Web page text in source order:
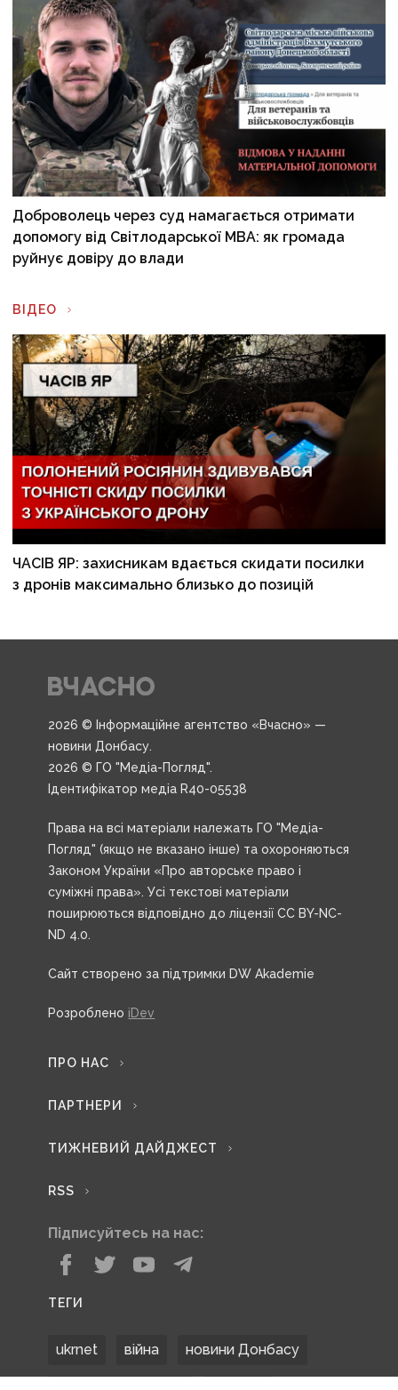
Доброволець через суд намагається отримати
допомогу від Світлодарської МВА: як громада
руйнує довіру до влади
ВІДЕО
ЧАСІВ ЯР: захисникам вдається скидати посилки
з дронів максимально близько до позицій
2026 © Інформаційне агентство «Вчасно» —
новини Донбасу.
2026 © ГО "Медіа-Погляд".
Ідентифікатор медіа R40-05538
Права на всі матеріали належать ГО "Медіа-
Погляд" (якщо не вказано інше) та охороняються
Законом України «Про авторське право і
суміжні права». Усі текстові матеріали
поширюються відповідно до ліцензії CC BY-NC-
ND 4.0.
Сайт створено за підтримки DW Akademie
Розроблено iDev
ПРО НАС
ПАРТНЕРИ
ТИЖНЕВИЙ ДАЙДЖЕСТ
RSS
Підписуйтесь на нас:
ТЕГИ
ukrnet війна новини Донбасу